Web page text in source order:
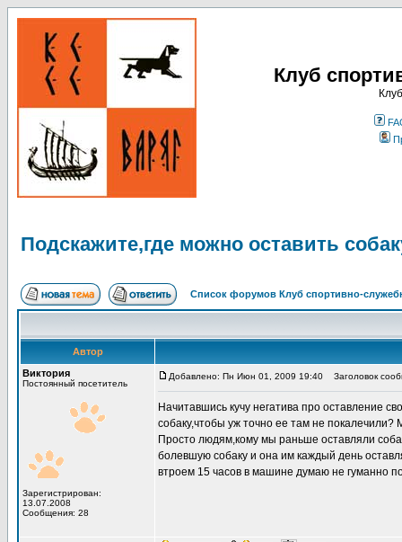
Клуб
Подскажите,где можно оставить
Список форумов Клуб спортивно-
Автор
Виктория
Постоянный посетитель
Зарегистрирован:
13.07.2008
Сообщения: 28
Добавлено: Пн Июн 01, 2009 19:40 Заголовок
Начитавшись кучу негатива про оставление
собаку,чтобы уж точно ее там не
Просто людям,кому мы раньше оставляли
болевшую собаку и она им каждый день
втроем 15 часов в машине думаю не гуманно